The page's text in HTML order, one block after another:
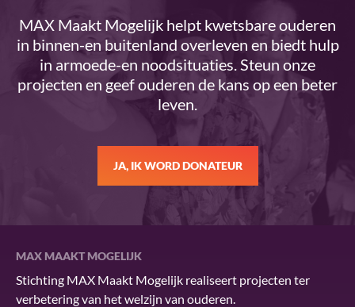
MAX Maakt Mogelijk helpt kwetsbare ouderen
in binnen-en buitenland overleven en biedt hulp
in armoede-en noodsituaties. Steun onze
projecten en geef ouderen de kans op een beter
leven.
JA, IK WORD DONATEUR
MAX MAAKT MOGELIJK
Stichting MAX Maakt Mogelijk realiseert projecten ter
verbetering van het welzijn van ouderen.